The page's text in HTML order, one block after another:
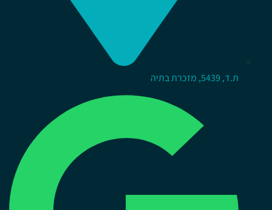
ת.ד, 5439, מזכרת בתיה